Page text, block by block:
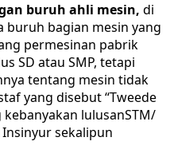
buruh ahli mesin, di
buruh bagian mesin yang
permesinan pabrik
SD atau SMP, tetapi
tentang mesin tidak
yang disebut “Tweede
kebanyakan lulusanSTM/
sekalipun